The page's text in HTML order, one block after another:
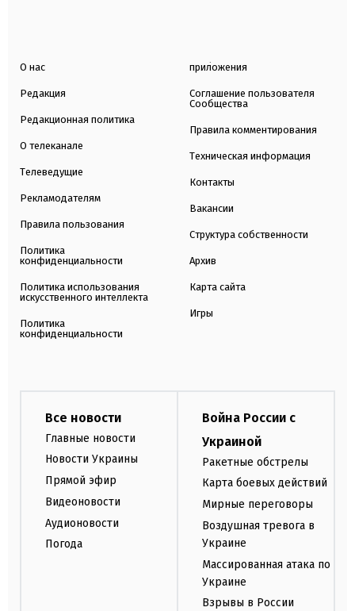
О нас
Редакция
Редакционная политика
О телеканале
Телеведущие
Рекламодателям
Правила пользования
Политика
конфиденциальности
Политика использования
искусственного интеллекта
Политика
конфиденциальности
приложения
Соглашение пользователя
Сообщества
Правила комментирования
Техническая информация
Контакты
Вакансии
Структура собственности
Архив
Карта сайта
Игры
Все новости
Главные новости
Новости Украины
Прямой эфир
Видеоновости
Аудионовости
Погода
Война России с
Украиной
Ракетные обстрелы
Карта боевых действий
Мирные переговоры
Воздушная тревога в
Украине
Массированная атака по
Украине
Взрывы в России